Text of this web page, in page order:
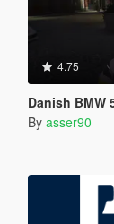
4.75
Danish BMW
By asser90